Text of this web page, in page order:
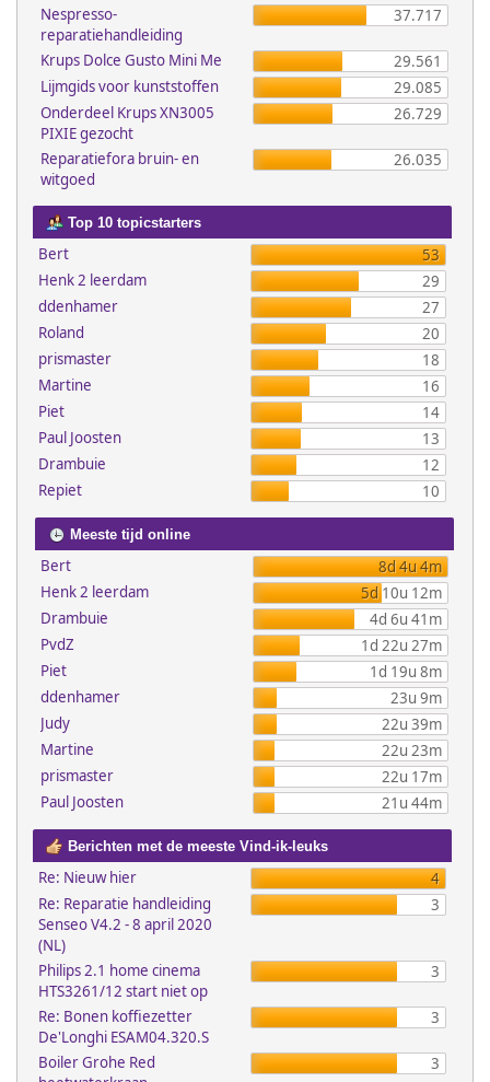
Nespresso-
reparatiehandleiding
37.717
Krups Dolce Gusto Mini Me
29.561
Lijmgids voor kunststoffen
29.085
Onderdeel Krups XN3005
PIXIE gezocht
26.729
Reparatiefora bruin- en
witgoed
26.035
Top 10 topicstarters
Bert
53
Henk 2 leerdam
29
ddenhamer
27
Roland
20
prismaster
18
Martine
16
Piet
14
Paul Joosten
13
Drambuie
12
Repiet
10
Meeste tijd online
Bert
8d 4u 4m
Henk 2 leerdam
5d 10u 12m
Drambuie
4d 6u 41m
PvdZ
1d 22u 27m
Piet
1d 19u 8m
ddenhamer
23u 9m
Judy
22u 39m
Martine
22u 23m
prismaster
22u 17m
Paul Joosten
21u 44m
Berichten met de meeste Vind-ik-leuks
Re: Nieuw hier
4
Re: Reparatie handleiding
Senseo V4.2 - 8 april 2020
(NL)
3
Philips 2.1 home cinema
HTS3261/12 start niet op
3
Re: Bonen koffiezetter
De'Longhi ESAM04.320.S
3
Boiler Grohe Red
3